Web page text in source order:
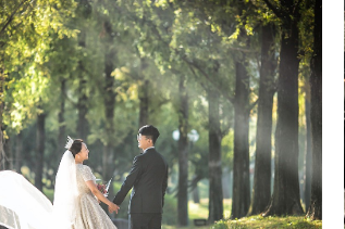
탑웨딩 그랜드홀 - 김천웨딩스
냅